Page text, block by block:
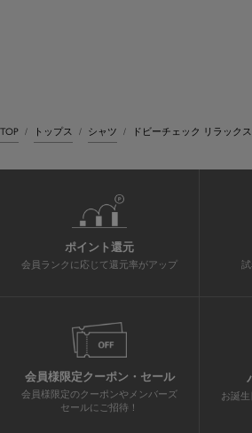
TOP トップス シャツ ドビーチェック リラック
ポイント還元
会員ランクに応じて還元率がアップ
会員様限定クーポン・セール
会員様限定のクーポンやメンバーズ
セールにご招待！
お誕